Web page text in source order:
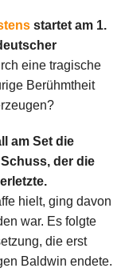
startet am 1.
eine tragische
Berühmtheit
am Set die
der die
hielt, ging davon
war. Es folgte
die erst
Baldwin endete.